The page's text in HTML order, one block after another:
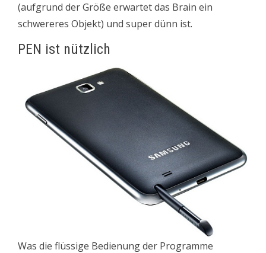
(aufgrund der Größe erwartet das Brain ein
schwereres Objekt) und super dünn ist.
PEN ist nützlich
Was die flüssige Bedienung der Programme